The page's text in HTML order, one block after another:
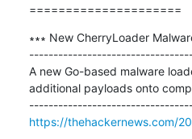
=====================
∗∗∗ New CherryLoader
A new Go-based malware
additional payloads onto
https://thehackernews.com/